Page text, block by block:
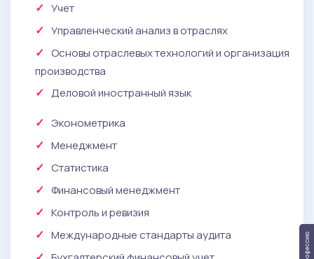
Учет
Управленческий анализ в отраслях
Основы отраслевых технологий и организация
производства
Деловой иностранный язык
Эконометрика
Менеджмент
Статистика
Финансовый менеджмент
Контроль и ревизия
Международные стандарты аудита